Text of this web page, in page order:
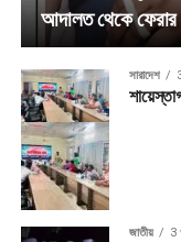
আদালত থেকে
সারাদেশ
জাতীয় 3